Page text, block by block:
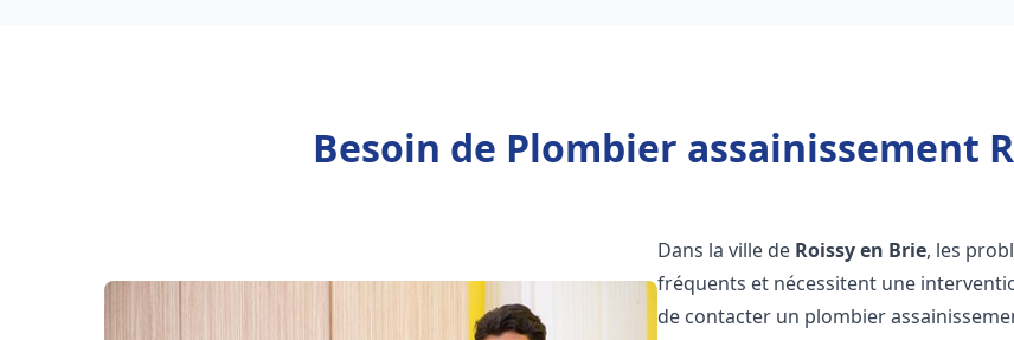
Besoin de Plombier assainissement
Dans la ville de Roissy en Brie, les
fréquents et nécessitent une
de contacter un plombier